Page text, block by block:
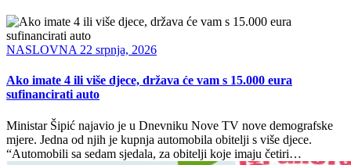
NASLOVNA 22 srpnja, 2026
Ako imate 4 ili više djece, država će vam s 15.000 eura
sufinancirati auto
Ministar Šipić najavio je u Dnevniku Nove TV nove demografske
mjere. Jedna od njih je kupnja automobila obitelji s više djece.
“Automobili sa sedam sjedala, za obitelji koje imaju četiri…